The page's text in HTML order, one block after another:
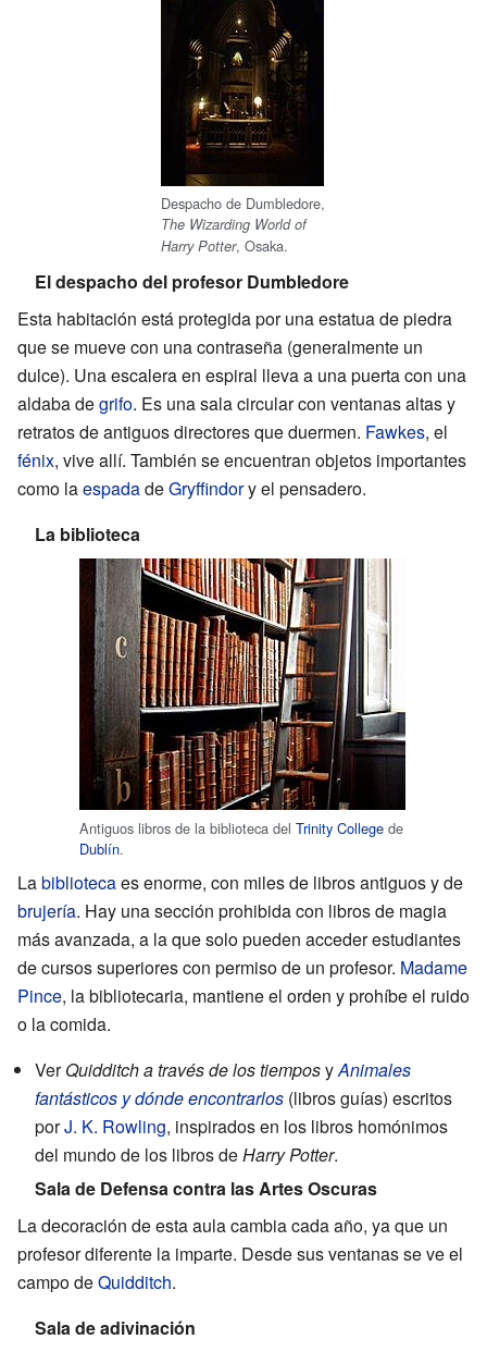
Despacho de Dumbledore,
The Wizarding World of
Harry Potter, Osaka.
El despacho del profesor Dumbledore
Esta habitación está protegida por una estatua de piedra
que se mueve con una contraseña (generalmente un
dulce). Una escalera en espiral lleva a una puerta con una
aldaba degrifo. Es una sala circular con ventanas altas y
retratos de antiguos directores que duermen. Fawkes, el
fénix, vive allí. También se encuentran objetos importantes
como laespadadeGryffindory el pensadero.
La biblioteca
Antiguos libros de la biblioteca del Trinity College de
Dublín.
Labibliotecaes enorme, con miles de libros antiguos y de
brujería. Hay una sección prohibida con libros de magia
más avanzada, a la que solo pueden acceder estudiantes
de cursos superiores con permiso de un profesor. Madame
Pince, la bibliotecaria, mantiene el orden y prohíbe el ruido
o la comida.
VerQuidditch a través de los tiemposyAnimales
fantásticos y dónde encontrarlos (libros guías) escritos
porJ. K. Rowling, inspirados en los libros homónimos
del mundo de los libros deHarry Potter.
Sala de Defensa contra las Artes Oscuras
La decoración de esta aula cambia cada año, ya que un
profesor diferente la imparte. Desde sus ventanas se ve el
campo deQuidditch.
Sala de adivinación